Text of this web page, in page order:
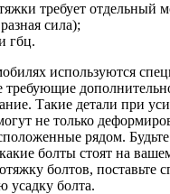
требует отдельный
сила);
гбц.
используются
Такие детали при
не только
рядом.
болты стоят на
болтов, поставьте
усадку болта.